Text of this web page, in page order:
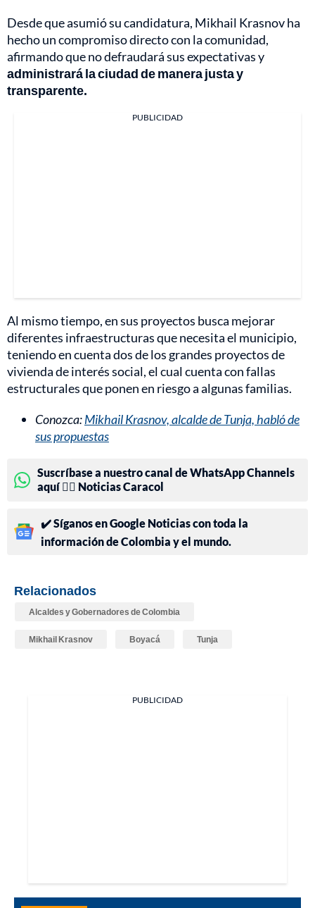
Desde que asumió su candidatura, Mikhail Krasnov ha
hecho un compromiso directo con la comunidad,
afirmando que no defraudará sus expectativas y
administrará la ciudad de manera justa y
transparente.
PUBLICIDAD
Al mismo tiempo, en sus proyectos busca mejorar
diferentes infraestructuras que necesita el municipio,
teniendo en cuenta dos de los grandes proyectos de
vivienda de interés social, el cual cuenta con fallas
estructurales que ponen en riesgo a algunas familias.
Conozca:Mikhail Krasnov, alcalde de Tunja, habló de
sus propuestas
Suscríbase a nuestro canal de WhatsApp Channels
aquí 👉🏻 Noticias Caracol
✔️ Síganos en Google Noticias con toda la
información de Colombia y el mundo.
Relacionados
Alcaldes y Gobernadores de Colombia
Mikhail Krasnov Boyacá Tunja
PUBLICIDAD